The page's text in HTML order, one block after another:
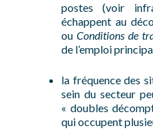
postes (voir
échappent au
ouConditions de
de l’emploi
la fréquence des
sein du secteur
« doubles
qui occupent